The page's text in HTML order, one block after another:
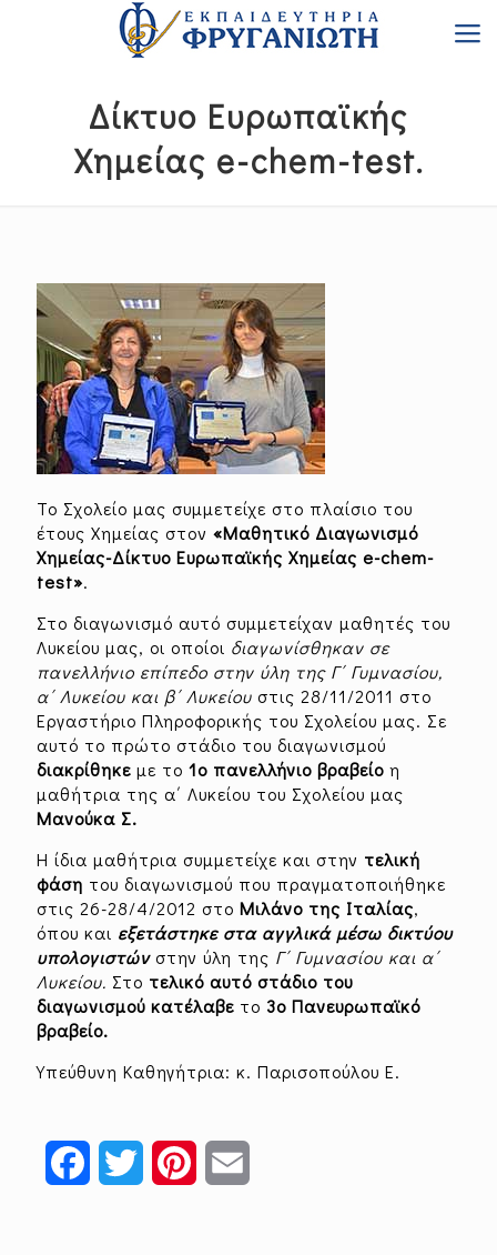
Δίκτυο Ευρωπαϊκής
Χημείας e-chem-test.
Το Σχολείο μας συμμετείχε στο πλαίσιο του
έτους Χημείας στον «Μαθητικό Διαγωνισμό
Χημείας-Δίκτυο Ευρωπαϊκής Χημείας e-chem-
test».
Στο διαγωνισμό αυτό συμμετείχαν μαθητές του
Λυκείου μας, οι οποίοι διαγωνίσθηκαν σε
πανελλήνιο επίπεδο στην ύλη της Γ΄ Γυμνασίου,
α΄ Λυκείου και β΄ Λυκείου στις 28/11/2011 στο
Εργαστήριο Πληροφορικής του Σχολείου μας. Σε
αυτό το πρώτο στάδιο του διαγωνισμού
διακρίθηκε με το 1ο πανελλήνιο βραβείο η
μαθήτρια της α΄ Λυκείου του Σχολείου μας
Μανούκα Σ.
Η ίδια μαθήτρια συμμετείχε και στην τελική
φάση του διαγωνισμού που πραγματοποιήθηκε
στις 26-28/4/2012 στο Μιλάνο της Ιταλίας,
όπου και εξετάστηκε στα αγγλικά μέσω δικτύου
υπολογιστώνστην ύλη της Γ΄ Γυμνασίου και α΄
Λυκείου. Στο τελικό αυτό στάδιο του
διαγωνισμού κατέλαβε το 3ο Πανευρωπαϊκό
βραβείο.
Υπεύθυνη Καθηγήτρια: κ. Παρισοπούλου Ε.
FacebookTwitter Pinterest